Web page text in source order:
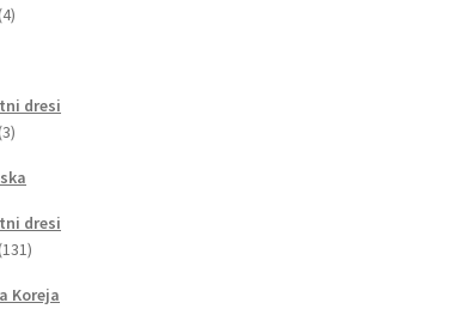
44
dresi
33
dresi
131131
Koreja